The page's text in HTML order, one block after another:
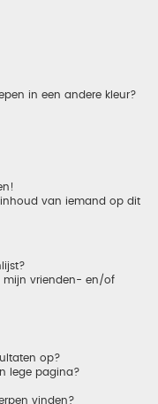
in een andere kleur?
van iemand op dit
mijn vrienden- en/of
op?
lege pagina?
vinden?